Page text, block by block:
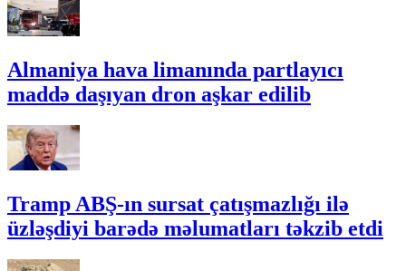
Almaniya hava limanında partlayıcı
maddə daşıyan dron aşkar edilib
Tramp ABŞ-ın sursat çatışmazlığı ilə
üzləşdiyi barədə məlumatları təkzib etdi